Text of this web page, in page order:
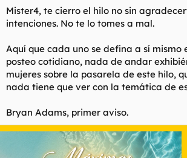
Mister4, te cierro el hilo no sin
intenciones. No te lo tomes a mal.
Aquí que cada uno se defina a sí mismo
posteo cotidiano, nada de andar
mujeres sobre la pasarela de este hilo,
nada tiene que ver con la temática de
Bryan Adams, primer aviso.